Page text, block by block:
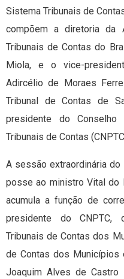
Sistema Tribunais de
compõem a diretoria da
Tribunais de Contas do
Miola, e o vice-
Adircélio de Moraes
Tribunal de Contas de
presidente do
Tribunais de Contas
A sessão extraordinária do
posse ao ministro Vital do
acumula a função de
presidente do CNPTC,
Tribunais de Contas dos
de Contas dos Municípios
Joaquim Alves de